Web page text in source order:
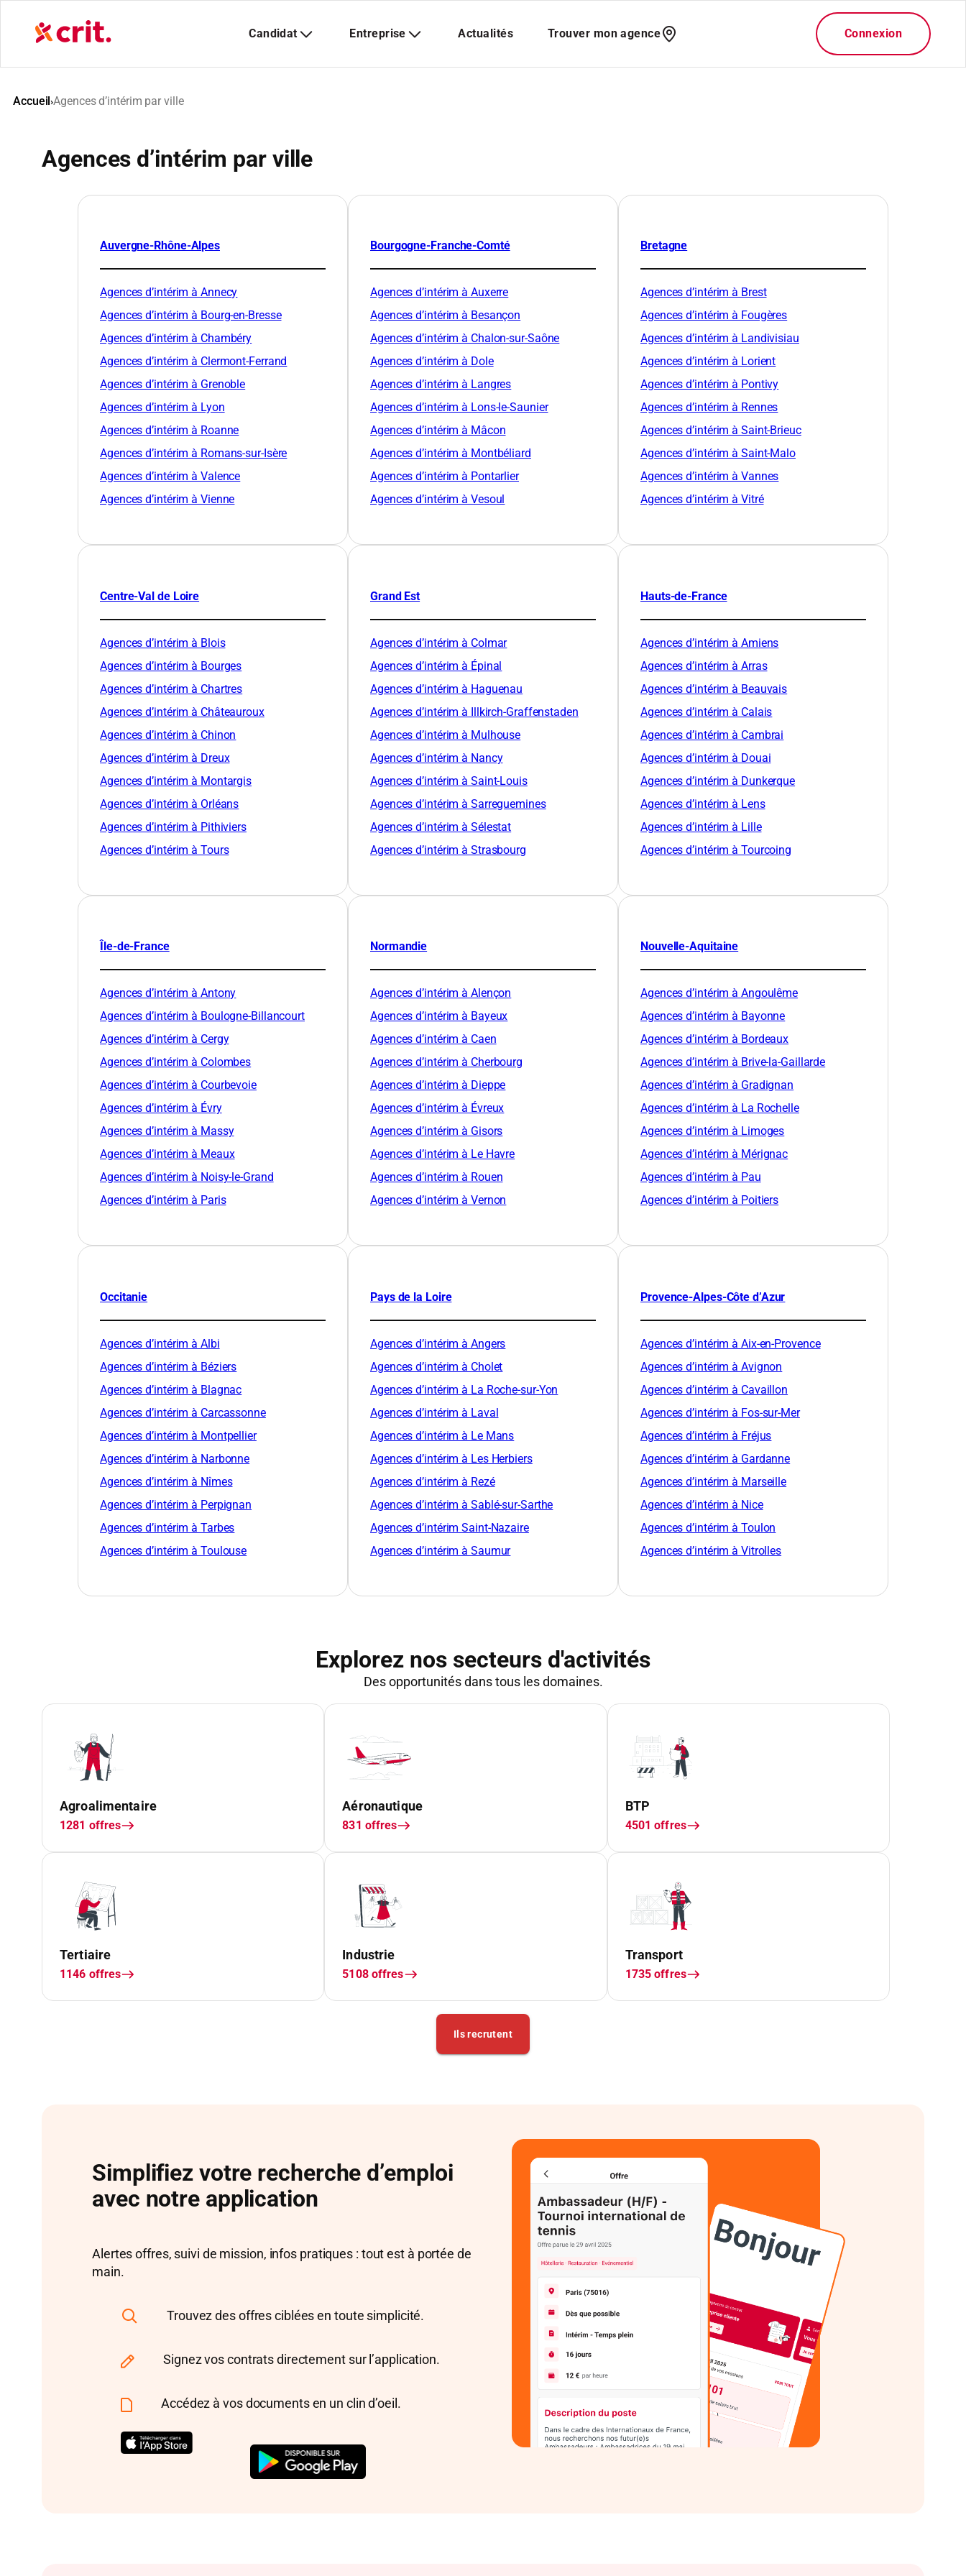
Accueil›Agences d’intérim par ville
Agences d’intérim par ville
Auvergne-Rhône-Alpes
Agences d’intérim à Annecy
Agences d’intérim à Bourg-en-Bresse
Agences d’intérim à Chambéry
Agences d’intérim à Clermont-Ferrand
Agences d’intérim à Grenoble
Agences d’intérim à Lyon
Agences d’intérim à Roanne
Agences d’intérim à Romans-sur-Isère
Agences d’intérim à Valence
Agences d’intérim à Vienne
Bourgogne-Franche-Comté
Agences d’intérim à Auxerre
Agences d’intérim à Besançon
Agences d’intérim à Chalon-sur-Saône
Agences d’intérim à Dole
Agences d’intérim à Langres
Agences d’intérim à Lons-le-Saunier
Agences d’intérim à Mâcon
Agences d’intérim à Montbéliard
Agences d’intérim à Pontarlier
Agences d’intérim à Vesoul
Bretagne
Agences d’intérim à Brest
Agences d’intérim à Fougères
Agences d’intérim à Landivisiau
Agences d’intérim à Lorient
Agences d’intérim à Pontivy
Agences d’intérim à Rennes
Agences d’intérim à Saint-Brieuc
Agences d’intérim à Saint-Malo
Agences d’intérim à Vannes
Agences d’intérim à Vitré
Centre-Val de Loire
Agences d’intérim à Blois
Agences d’intérim à Bourges
Agences d’intérim à Chartres
Agences d’intérim à Châteauroux
Agences d’intérim à Chinon
Agences d’intérim à Dreux
Agences d’intérim à Montargis
Agences d’intérim à Orléans
Agences d’intérim à Pithiviers
Agences d’intérim à Tours
Grand Est
Agences d’intérim à Colmar
Agences d’intérim à Épinal
Agences d’intérim à Haguenau
Agences d’intérim à Illkirch-Graffenstaden
Agences d’intérim à Mulhouse
Agences d’intérim à Nancy
Agences d’intérim à Saint-Louis
Agences d’intérim à Sarreguemines
Agences d’intérim à Sélestat
Agences d’intérim à Strasbourg
Hauts-de-France
Agences d’intérim à Amiens
Agences d’intérim à Arras
Agences d’intérim à Beauvais
Agences d’intérim à Calais
Agences d’intérim à Cambrai
Agences d’intérim à Douai
Agences d’intérim à Dunkerque
Agences d’intérim à Lens
Agences d’intérim à Lille
Agences d’intérim à Tourcoing
Île-de-France
Agences d’intérim à Antony
Agences d’intérim à Boulogne-Billancourt
Agences d’intérim à Cergy
Agences d’intérim à Colombes
Agences d’intérim à Courbevoie
Agences d’intérim à Évry
Agences d’intérim à Massy
Agences d’intérim à Meaux
Agences d’intérim à Noisy-le-Grand
Agences d’intérim à Paris
Normandie
Agences d’intérim à Alençon
Agences d’intérim à Bayeux
Agences d’intérim à Caen
Agences d’intérim à Cherbourg
Agences d’intérim à Dieppe
Agences d’intérim à Évreux
Agences d’intérim à Gisors
Agences d’intérim à Le Havre
Agences d’intérim à Rouen
Agences d’intérim à Vernon
Nouvelle-Aquitaine
Agences d’intérim à Angoulême
Agences d’intérim à Bayonne
Agences d’intérim à Bordeaux
Agences d’intérim à Brive-la-Gaillarde
Agences d’intérim à Gradignan
Agences d’intérim à La Rochelle
Agences d’intérim à Limoges
Agences d’intérim à Mérignac
Agences d’intérim à Pau
Agences d’intérim à Poitiers
Occitanie
Agences d’intérim à Albi
Agences d’intérim à Béziers
Agences d’intérim à Blagnac
Agences d’intérim à Carcassonne
Agences d’intérim à Montpellier
Agences d’intérim à Narbonne
Agences d’intérim à Nîmes
Agences d’intérim à Perpignan
Agences d’intérim à Tarbes
Agences d’intérim à Toulouse
Pays de la Loire
Agences d’intérim à Angers
Agences d’intérim à Cholet
Agences d’intérim à La Roche-sur-Yon
Agences d’intérim à Laval
Agences d’intérim à Le Mans
Agences d’intérim à Les Herbiers
Agences d’intérim à Rezé
Agences d’intérim à Sablé-sur-Sarthe
Agences d’intérim Saint-Nazaire
Agences d’intérim à Saumur
Provence-Alpes-Côte d’Azur
Agences d’intérim à Aix-en-Provence
Agences d’intérim à Avignon
Agences d’intérim à Cavaillon
Agences d’intérim à Fos-sur-Mer
Agences d’intérim à Fréjus
Agences d’intérim à Gardanne
Agences d’intérim à Marseille
Agences d’intérim à Nice
Agences d’intérim à Toulon
Agences d’intérim à Vitrolles
Simplifiez votre recherche d’emploi
avec notre application
Alertes offres, suivi de mission, infos pratiques : tout est à portée de
main.
Trouvez des offres ciblées en toute simplicité.
Signez vos contrats directement sur l’application.
Accédez à vos documents en un clin d’oeil.